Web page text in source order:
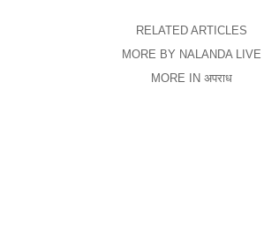
RELATED ARTICLES
MORE BY NALANDA LIVE
MORE IN अपराध